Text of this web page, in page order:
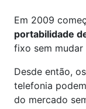
Em 2009
portabilidade
fixo sem mudar
Desde então,
telefonia
do mercado